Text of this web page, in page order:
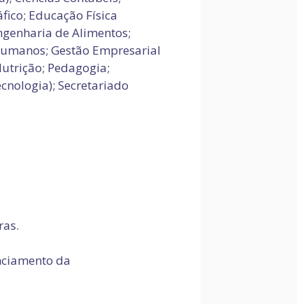
Educação Física
de Alimentos;
Gestão Empresarial
Pedagogia;
Secretariado
da